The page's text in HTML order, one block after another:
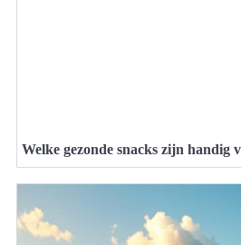
Welke gezonde snacks zijn handig